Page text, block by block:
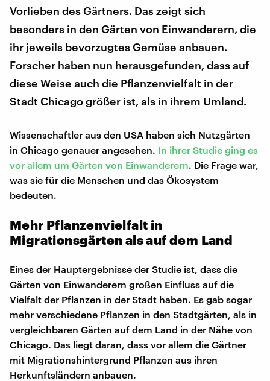
Vorlieben des Gärtners. Das zeigt sich
besonders in den Gärten von Einwanderern, die
ihr jeweils bevorzugtes Gemüse anbauen.
Forscher haben nun herausgefunden, dass auf
diese Weise auch die Pflanzenvielfalt in der
Stadt Chicago größer ist, als in ihrem Umland.
Wissenschaftler aus den USA haben sich Nutzgärten
in Chicago genauer angesehen. In ihrer Studie ging es
vor allem um Gärten von Einwanderern. Die Frage war,
was sie für die Menschen und das Ökosystem
bedeuten.
Mehr Pflanzenvielfalt in
Migrationsgärten als auf dem Land
Eines der Hauptergebnisse der Studie ist, dass die
Gärten von Einwanderern großen Einfluss auf die
Vielfalt der Pflanzen in der Stadt haben. Es gab sogar
mehr verschiedene Pflanzen in den Stadtgärten, als in
vergleichbaren Gärten auf dem Land in der Nähe von
Chicago. Das liegt daran, dass vor allem die Gärtner
mit Migrationshintergrund Pflanzen aus ihren
Herkunftsländern anbauen.